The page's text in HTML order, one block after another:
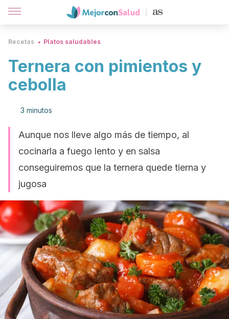
Recetas Platos saludables
Ternera con pimientos y
cebolla
3 minutos
Aunque nos lleve algo más de tiempo, al
cocinarla a fuego lento y en salsa
conseguiremos que la ternera quede tierna y
jugosa